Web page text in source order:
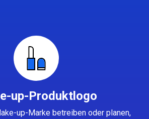
up-Produktlogo
up-Marke betreiben oder planen,